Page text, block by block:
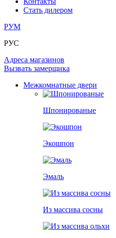
Стать дилером
РУМ
РУС
Адреса магазинов
Вызвать замерщика
Межкомнатные двери
Шпонированые
Экошпон
Эмаль
Из массива сосны